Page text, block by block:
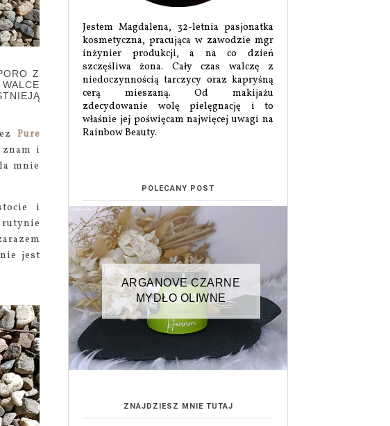
Z
Pure
i
mnie
i
jest
Jestem Magdalena, 32-letnia pasjonatka
kosmetyczna, pracująca w zawodzie mgr
inżynier produkcji, a na co dzień
szczęśliwa żona. Cały czas walczę z
niedoczynnością tarczycy oraz kapryśną
cerą mieszaną. Od makijażu
zdecydowanie wolę pielęgnację i to
właśnie jej poświęcam najwięcej uwagi na
Rainbow Beauty.
POLECANY POST
ARGANOVE CZARNE
MYDŁO OLIWNE
ZNAJDZIESZ MNIE TUTAJ